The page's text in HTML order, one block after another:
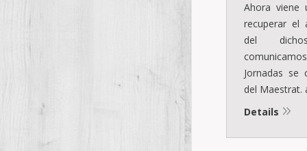
Ahora viene
recuperar el
del
Jornadas se
del Maestrat.
Details